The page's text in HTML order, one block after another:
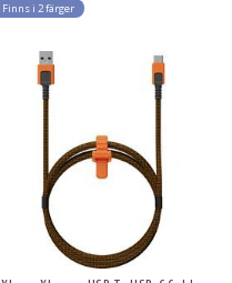
Finns i 2 färger